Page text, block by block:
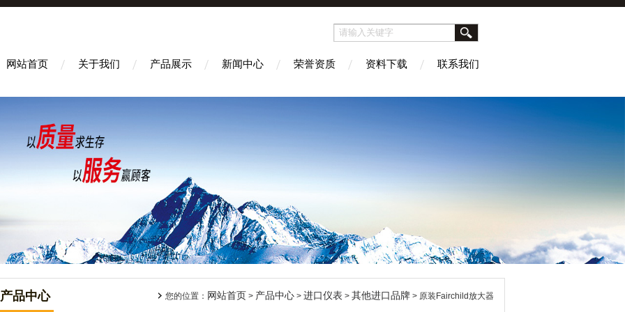
网站首页 关于我们 产品展示 新闻中心 荣誉资质 资料下载 联系我们
产品中心 您的位置： 网站首页 > 产品中心 > 进口仪表 > 其他进口品牌 > 原装Fairchild放大器